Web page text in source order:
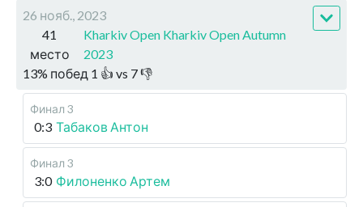
26 нояб., 2023
41
место
Kharkiv Open Kharkiv Open Autumn
2023
13% побед 1 👍 vs 7👎
Финал 3
0:3 Табаков Антон
Финал 3
3:0 Филоненко Артем